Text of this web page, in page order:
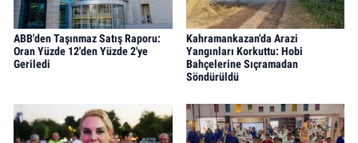
ABB'den Taşınmaz Satış Raporu:
Oran Yüzde 12'den Yüzde 2'ye
Geriledi
Kahramankazan'da Arazi
Yangınları Korkuttu: Hobi
Bahçelerine Sıçramadan
Söndürüldü